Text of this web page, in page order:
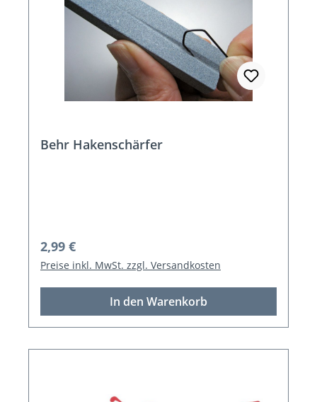
Behr Hakenschärfer
Regulärer Preis:
2,99 €
Preise inkl. MwSt. zzgl. Versandkosten
In den Warenkorb